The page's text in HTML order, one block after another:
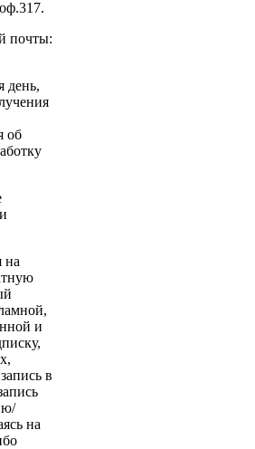
почты:
день,
об
на
и
в
на